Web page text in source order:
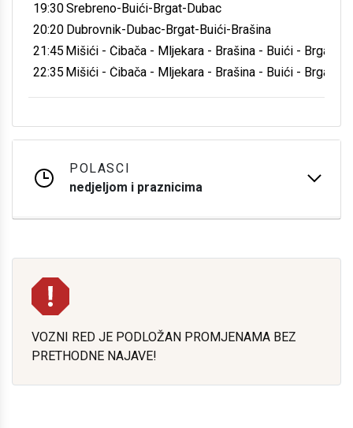
19:30Srebreno-Buići-Brgat-Dubac
20:20 Dubrovnik-Dubac-Brgat-Buići-Brašina
21:45 Mišići - Čibača - Mljekara - Brašina - Buići - Brgat
22:35 Mišići - Čibača - Mljekara - Brašina - Buići - Brgat
POLASCI
nedjeljom i praznicima
VOZNI RED JE PODLOŽAN PROMJENAMA BEZ
PRETHODNE NAJAVE!